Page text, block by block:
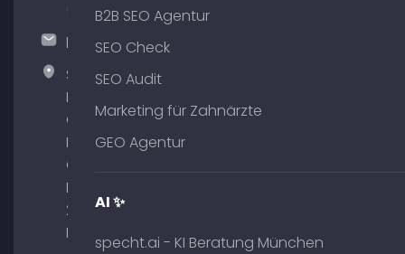
hallo@timospecht.de
Specht
Marketing
GmbH –
Palais am
Obelisk
Briennerstr.
29 80333
München
B2B SEO Agentur
SEO Check
SEO Audit
Marketing für Zahnärzte
GEO Agentur
AI ✨
specht.ai - KI Beratung München